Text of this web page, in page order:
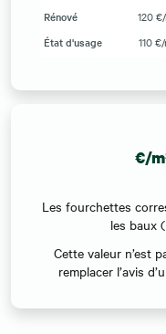
Rénové
120
État d'usage
110
€/
Les fourchettes
les baux
Cette valeur n’est
remplacer l’avis